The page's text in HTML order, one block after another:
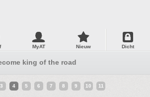
MyAT Nieuw Dicht
king of the road
3 4 5 6 7 8 9 10 11